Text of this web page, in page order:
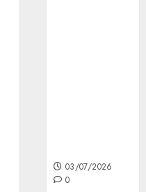
03/07/2026
0